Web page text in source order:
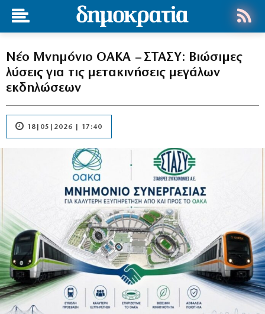
Νέο Μνημόνιο ΟΑΚΑ – ΣΤΑΣΥ: Βιώσιμες
λύσεις για τις μετακινήσεις μεγάλων
εκδηλώσεων
18|05|2026 | 17:40